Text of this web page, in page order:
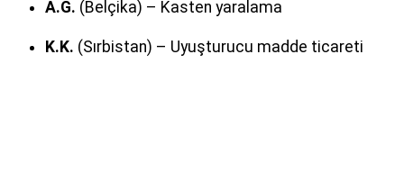
A.G. (Belçika) – Kasten yaralama
K.K. (Sırbistan) – Uyuşturucu madde ticareti